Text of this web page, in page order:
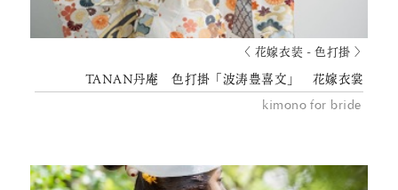
〈 花嫁衣装 - 色打掛 〉
TANAN丹庵 色打掛「波涛豊喜文」 花嫁衣裳
kimono for bride